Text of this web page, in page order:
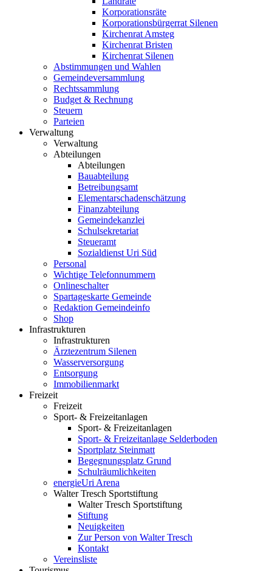
Korporationsräte
Korporationsbürgerrat Silenen
Kirchenrat Amsteg
Kirchenrat Bristen
Kirchenrat Silenen
Abstimmungen und Wahlen
Gemeindeversammlung
Rechtssammlung
Budget & Rechnung
Steuern
Parteien
Verwaltung
Verwaltung
Abteilungen
Abteilungen
Bauabteilung
Betreibungsamt
Elementarschadenschätzung
Finanzabteilung
Gemeindekanzlei
Schulsekretariat
Steueramt
Sozialdienst Uri Süd
Personal
Wichtige Telefonnummern
Onlineschalter
Spartageskarte Gemeinde
Redaktion Gemeindeinfo
Shop
Infrastrukturen
Infrastrukturen
Ärztezentrum Silenen
Wasserversorgung
Entsorgung
Immobilienmarkt
Freizeit
Freizeit
Sport- & Freizeitanlagen
Sport- & Freizeitanlagen
Sport- & Freizeitanlage Selderboden
Sportplatz Steinmatt
Begegnungsplatz Grund
Schulräumlichkeiten
energieUri Arena
Walter Tresch Sportstiftung
Walter Tresch Sportstiftung
Stiftung
Neuigkeiten
Zur Person von Walter Tresch
Kontakt
Vereinsliste